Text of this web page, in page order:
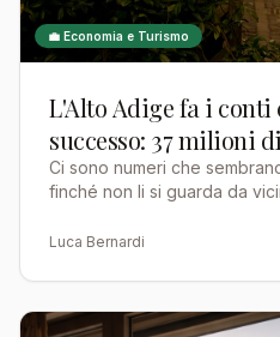
💼 Economia e Turismo
L'Alto Adige fa i
successo: 37 milioni
terra sotto pressione
Ci sono numeri che
finché non li si guarda da
Luca Bernardi